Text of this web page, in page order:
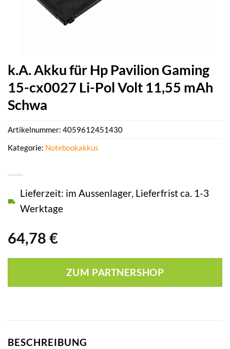
k.A. Akku für Hp Pavilion Gaming
15-cx0027 Li-Pol Volt 11,55 mAh
Schwa
64,78 €
Lieferzeit: im Aussenlager, Lieferfrist ca. 1-3
Werktage
ZUM PARTNERSHOP
Artikelnummer: 4059612451430
Kategorie: Notebookakkus
BESCHREIBUNG